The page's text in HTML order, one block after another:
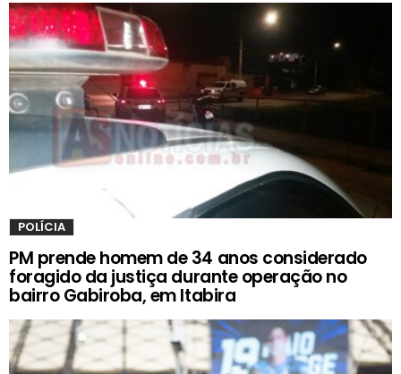
POLÍCIA
PM prende homem de 34 anos considerado
foragido da justiça durante operação no
bairro Gabiroba, em Itabira